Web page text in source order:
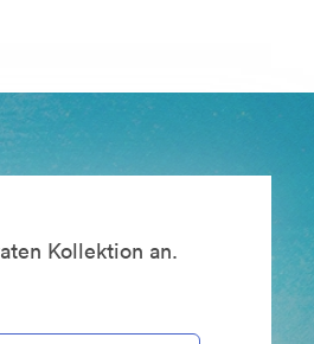
Kollektion an.